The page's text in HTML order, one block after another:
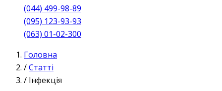
(044) 499-98-89
(095) 123-93-93
(063) 01-02-300
Головна
/Статті
/ Інфекція